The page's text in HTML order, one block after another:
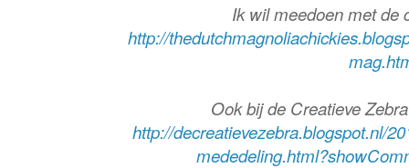
Ik wil meedoen met de
http://
Ook bij de Creatieve
http://decreatievezebra.blogspot.nl/